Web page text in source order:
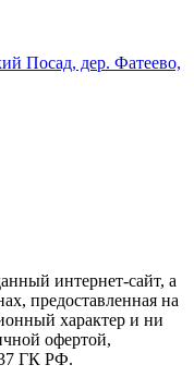
Посад, дер. Фатеево,
интернет-сайт, а
предоставленная на
характер и ни
офертой,
ГК РФ.